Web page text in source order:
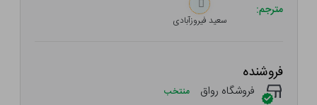
مترجم:
سعید فیروزآبادی
فروشنده
فروشگاه رواق منتخب